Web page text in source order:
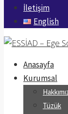
İletişim
English
Anasayfa
Kurumsal
Tüzük